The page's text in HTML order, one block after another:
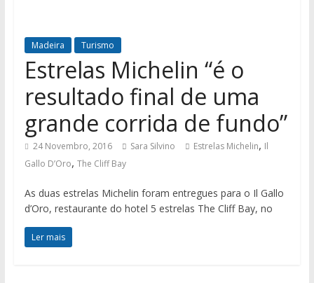
Madeira Turismo
Estrelas Michelin “é o
resultado final de uma
grande corrida de fundo”
24 Novembro, 2016 Sara Silvino Estrelas Michelin, Il
Gallo D’Oro, The Cliff Bay
As duas estrelas Michelin foram entregues para o Il Gallo
d’Oro, restaurante do hotel 5 estrelas The Cliff Bay, no
Ler mais